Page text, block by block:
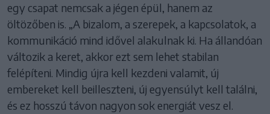
egy csapat nemcsak a jégen épül, hanem az
öltözőben is. „A bizalom, a szerepek, a kapcsolatok, a
kommunikáció mind idővel alakulnak ki. Ha állandóan
változik a keret, akkor ezt sem lehet stabilan
felépíteni. Mindig újra kell kezdeni valamit, új
embereket kell beilleszteni, új egyensúlyt kell találni,
és ez hosszú távon nagyon sok energiát vesz el.